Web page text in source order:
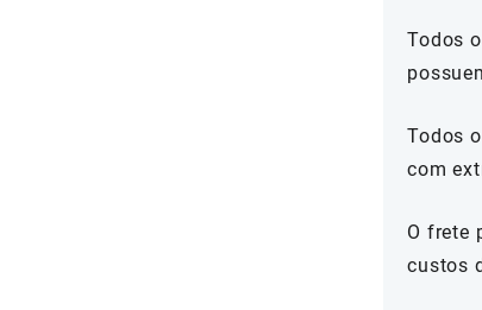
Todos
Todos
com
O frete
custos